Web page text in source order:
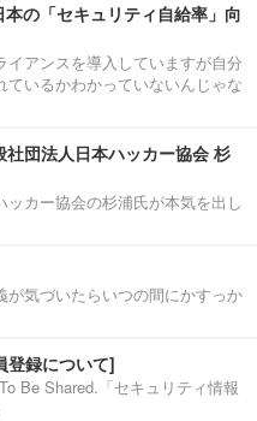
の「セキュリティ自給率」向
イアンスを導入していますが自分
ているかわかっていないんじゃな
社団法人日本ハッカー協会 杉
カー協会の杉浦氏が本気を出し
気づいたらいつの間にかすっか
登録について]
Be Shared.「セキュリティ情報